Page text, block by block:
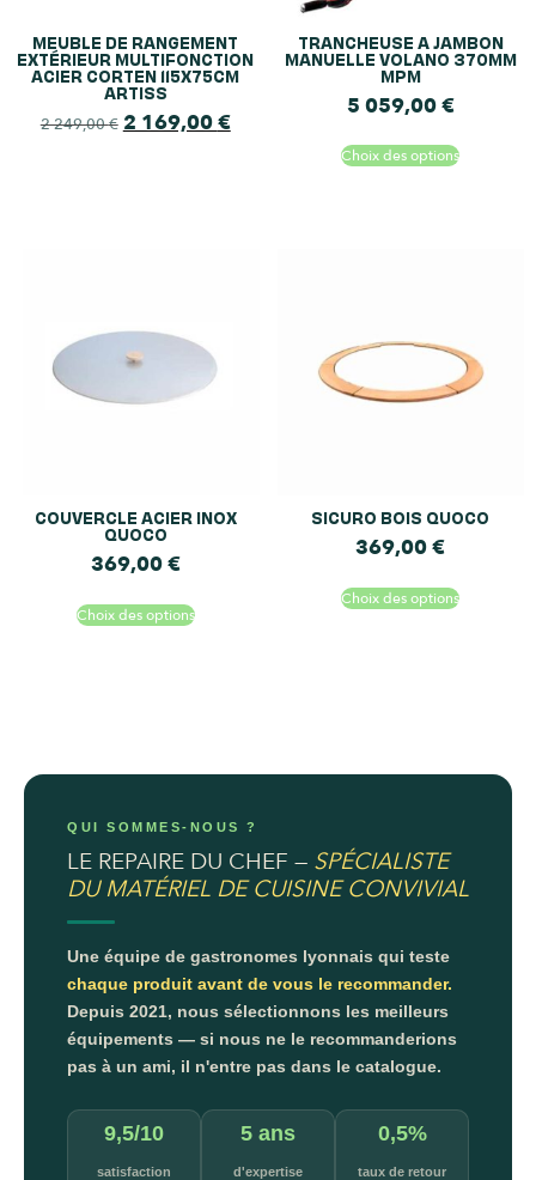
MEUBLE DE RANGEMENT
EXTÉRIEUR MULTIFONCTION
ACIER CORTEN 115X75CM
ARTISS
2 249,00€ 2 169,00€
TRANCHEUSE A JAMBON
MANUELLE VOLANO 370MM
MPM
5 059,00€
Choix des options
COUVERCLE ACIER INOX
QUOCO
369,00€
Choix des options
SICURO BOIS QUOCO
369,00€
Choix des options
QUI SOMMES-NOUS ?
LE REPAIRE DU CHEF — SPÉCIALISTE
DU MATÉRIEL DE CUISINE CONVIVIAL
Une équipe de gastronomes lyonnais qui teste
chaque produit avant de vous le recommander.
Depuis 2021, nous sélectionnons les meilleurs
équipements — si nous ne le recommanderions
pas à un ami, il n'entre pas dans le catalogue.
9,5/10
satisfaction
5 ans
d'expertise
0,5%
taux de retour